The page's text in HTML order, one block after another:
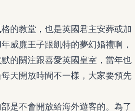
的教堂，也是英國君主安葬或加
威廉王子跟凱特的夢幻婚禮啊，
的關注跟喜愛英國皇室，當年也
天開放時間不一樣，大家要預先
是不會開放給海外遊客的。為了